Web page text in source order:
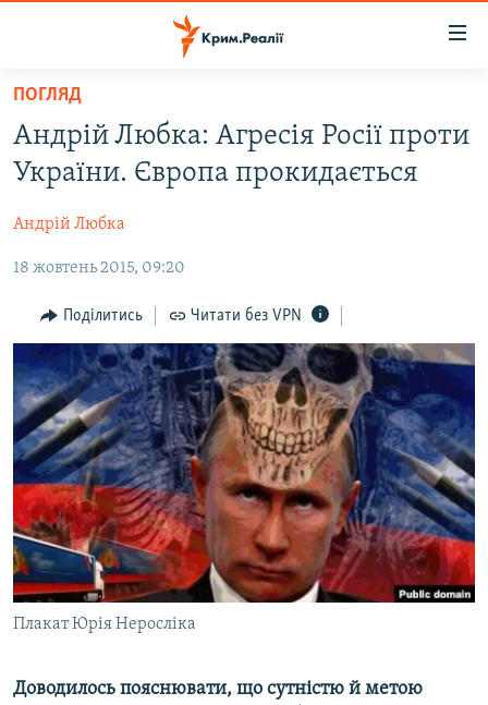
Перейти
основного
матеріалу
Перейти
до
навігації
Перейти
пошуку
ВОДА.КРИМ
ВІДЕО ТА ФОТО
ПОЛІТИКА
БЛОГИ
ПОГЛЯД
ІНТЕРВ'Ю
ВСЕ ЗА ДЕНЬ
СПЕЦПРОЕКТИ
ДЕПОРТАЦІЯ
ВІДЕОУРОКИ «ELIFBE»
СВІДЧЕННЯ ОКУПАЦІЇ
УКРАЇНСЬКА ПРОБЛЕМА КРИМУ
ІНФОГРАФІКА
ЯК ОБІЙТИ БЛОКУВАННЯ
Русский
Qırımtatar
ДОЛУЧАЙСЯ!
ПОГЛЯД
Андрій Любка: Агресія Росії проти
України. Європа прокидається
Андрій Любка
18 жовтень 2015, 09:20
Поділитись Читати без VPN
Плакат Юрія Неросліка
Доводилось пояснювати, що сутністю й метою